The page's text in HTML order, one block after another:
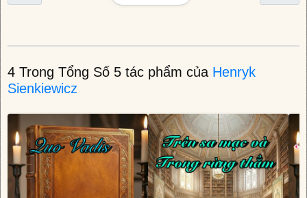
4 Trong Tổng Số 5 tác phẩm của Henryk
Sienkiewicz